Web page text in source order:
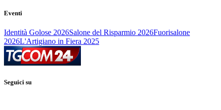
Eventi
Identità Golose 2026Salone del Risparmio 2026Fuorisalone
2026L'Artigiano in Fiera 2025
Seguici su